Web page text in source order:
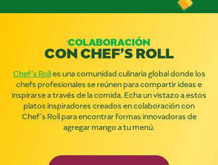
COLABORACIÓN
CON CHEF’S ROLL
Chef’s Rolles una comunidad culinaria global donde los
chefs profesionales se reúnen para compartir ideas e
inspirarse a través de la comida. Echa un vistazo a estos
platos inspiradores creados en colaboración con
Chef’s Roll para encontrar formas innovadoras de
agregar mango a tu menú.